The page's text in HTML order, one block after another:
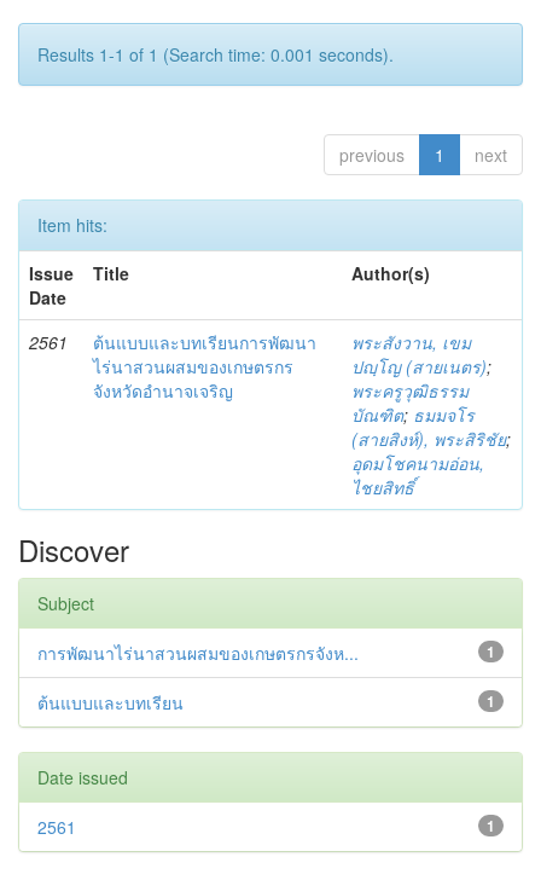
Results 1-1 of 1 (Search time: 0.001 seconds).
previous 1 next
Item hits:
Issue
Date
Title Author(s)
2561
ต้นแบบและบทเรียนการพัฒนา
ไร่นาสวนผสมของเกษตรกร
จังหวัดอำนาจเจริญ
พระสังวาน, เขม
ปญฺโญ (สายเนตร);
พระครูวุฒิธรรม
บัณฑิต; ธมมจโร
(สายสิงห์), พระสิริชัย;
อุดมโชคนามอ่อน,
ไชยสิทธิ์
Discover
Subject
1
การพัฒนาไร่นาสวนผสมของเกษตรกรจังห...
1
ต้นแบบและบทเรียน
Date issued
1
2561